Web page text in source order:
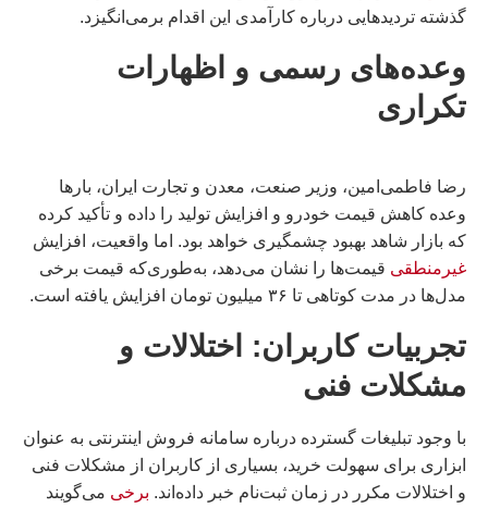
گذشته تردیدهایی درباره کارآمدی این اقدام برمی‌انگیزد.
وعده‌های رسمی و اظهارات
تکراری
رضا فاطمی‌امین، وزیر صنعت، معدن و تجارت ایران، بارها
وعده کاهش قیمت خودرو و افزایش تولید را داده و تأکید کرده
که بازار شاهد بهبود چشمگیری خواهد بود. اما واقعیت، افزایش
غیرمنطقی قیمت‌ها را نشان می‌دهد، به‌طوری‌که قیمت برخی
مدل‌ها در مدت کوتاهی تا ۳۶ میلیون تومان افزایش یافته است.
تجربیات کاربران: اختلالات و
مشکلات فنی
با وجود تبلیغات گسترده درباره سامانه فروش اینترنتی به عنوان
ابزاری برای سهولت خرید، بسیاری از کاربران از مشکلات فنی
و اختلالات مکرر در زمان ثبت‌نام خبر داده‌اند. برخی می‌گویند